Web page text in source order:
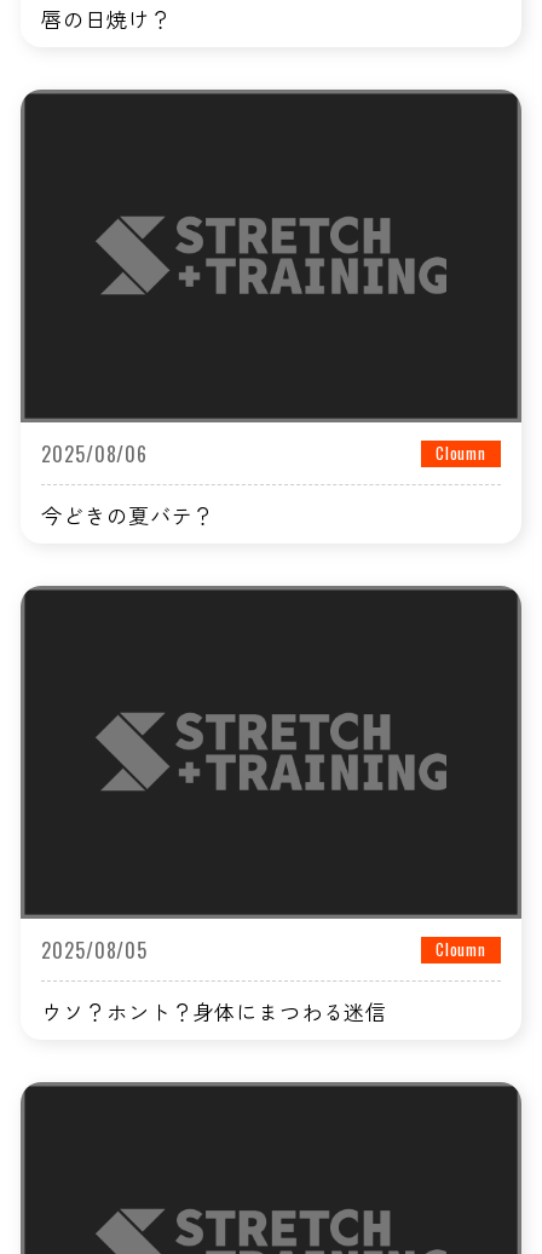
唇の日焼け？
2025/08/06 Cloumn
今どきの夏バテ？
2025/08/05 Cloumn
ウソ？ホント？身体にまつわる迷信